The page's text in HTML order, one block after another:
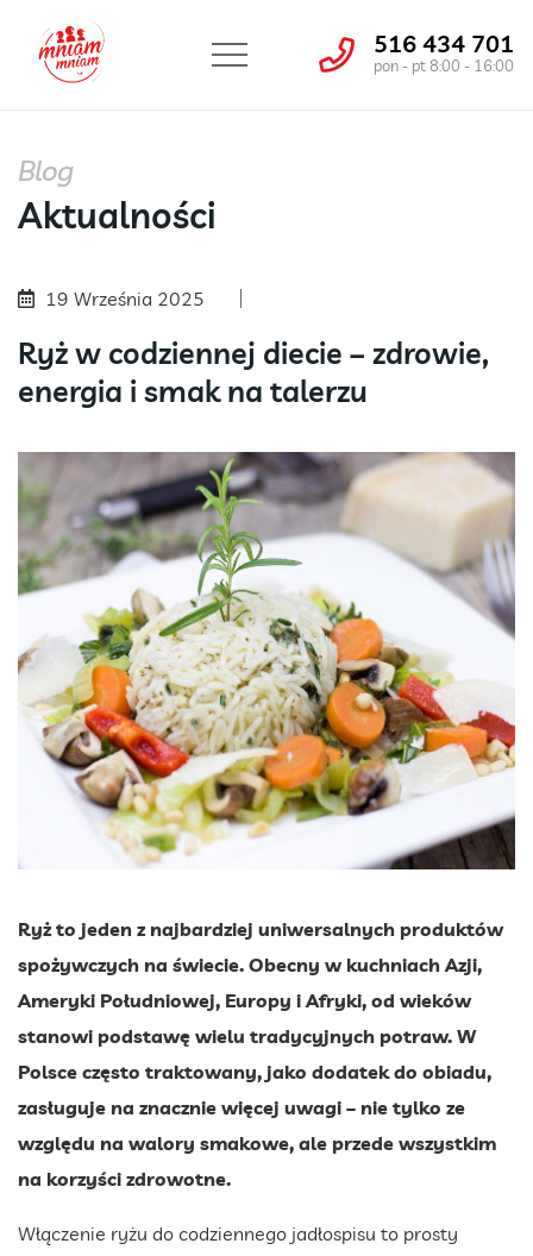
516 434 701
pon - pt 8:00 - 16:00
Blog
Aktualności
19 Września 2025
Ryż w codziennej diecie – zdrowie,
energia i smak na talerzu
Ryż to jeden z najbardziej uniwersalnych produktów
spożywczych na świecie. Obecny w kuchniach Azji,
Ameryki Południowej, Europy i Afryki, od wieków
stanowi podstawę wielu tradycyjnych potraw. W
Polsce często traktowany, jako dodatek do obiadu,
zasługuje na znacznie więcej uwagi – nie tylko ze
względu na walory smakowe, ale przede wszystkim
na korzyści zdrowotne.
Włączenie ryżu do codziennego jadłospisu to prosty